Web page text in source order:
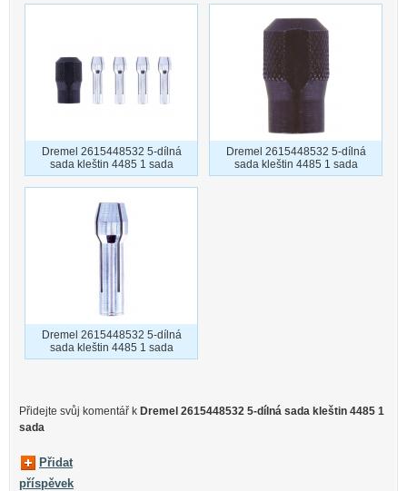
Dremel 2615448532 5-dílná
sada kleštin 4485 1 sada
Dremel 2615448532 5-dílná
sada kleštin 4485 1 sada
Dremel 2615448532 5-dílná
sada kleštin 4485 1 sada
Přidejte svůj komentář k Dremel 2615448532 5-dílná sada kleštin 4485 1
sada
Přidat
příspěvek